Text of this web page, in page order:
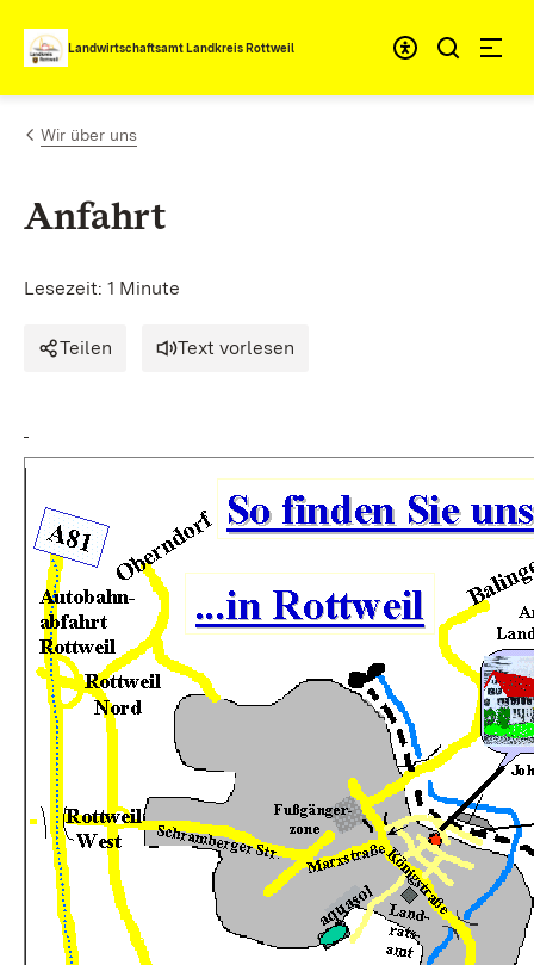
Zum Inhalt springen
Landwirtschaftsamt Landkreis Rottweil
Wir über uns
Anfahrt
Lesezeit: 1 Minute
Teilen Text vorlesen